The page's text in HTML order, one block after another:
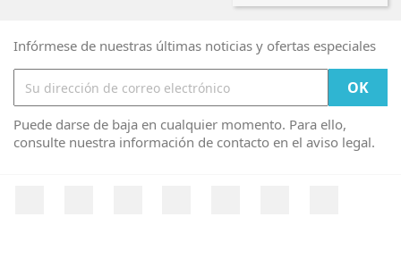
Infórmese de nuestras últimas noticias y ofertas especiales
Puede darse de baja en cualquier momento. Para ello,
consulte nuestra información de contacto en el aviso legal.